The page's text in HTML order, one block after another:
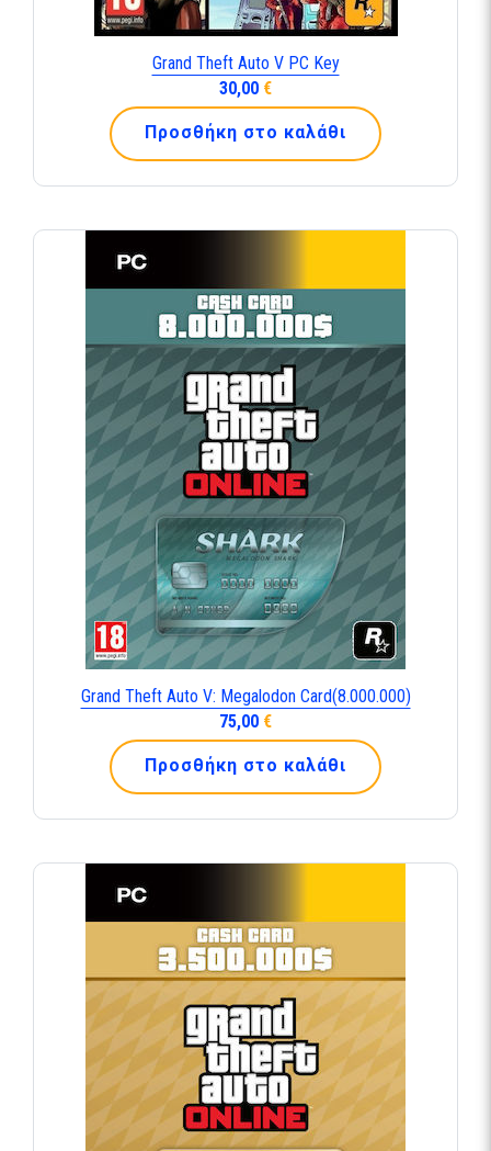
Grand Theft Auto V PC Key
30,00 €
Προσθήκη στο καλάθι
Grand Theft Auto V: Megalodon Card(8.000.000)
75,00 €
Προσθήκη στο καλάθι